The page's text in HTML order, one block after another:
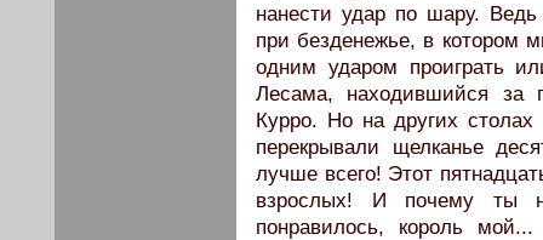
нанести удар по шару.
при безденежье, в котором
одним ударом проиграть
Лесама, находившийся за
Курро. Но на других
перекрывали щелканье
лучше всего! Этот
взрослых! И почему ты
понравилось, король